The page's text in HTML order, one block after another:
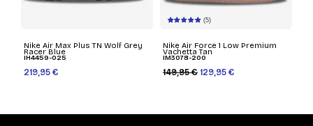
Nike Air Max Plus TN Wolf Grey
Racer Blue
IH4459-025
219,95 €
(5)
Nike Air Force 1 Low Premium
Vachetta Tan
IM3078-200
149,95 € 129,95 €